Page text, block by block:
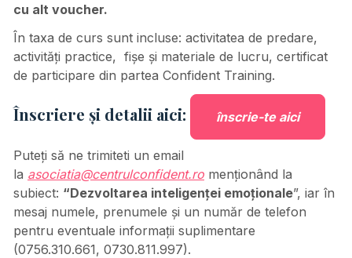
cu alt voucher.
În taxa de curs sunt incluse: activitatea de predare,
activități practice, fișe și materiale de lucru, certificat
de participare din partea Confident Training.
Înscriere și detalii aici: înscrie-te aici
Puteți să ne trimiteti un email
la asociatia@centrulconfident.ro menționând la
subiect: “Dezvoltarea inteligenței emoționale”, iar în
mesaj numele, prenumele și un număr de telefon
pentru eventuale informații suplimentare
(0756.310.661, 0730.811.997).